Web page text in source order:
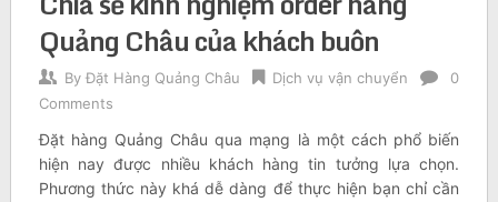
Quảng Châu của khách buôn
By Đặt Hàng Quảng Châu Dịch vụ vận chuyển
0
Comments
Đặt hàng Quảng Châu qua mạng là một cách phổ biến
hiện nay được nhiều khách hàng tin tưởng lựa chọn.
Phương thức này khá dễ dàng để thực hiện bạn chỉ cần